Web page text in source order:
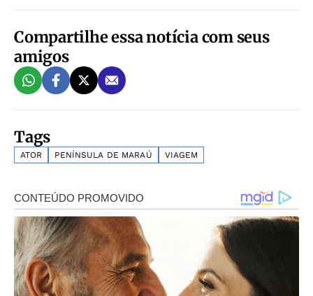
Compartilhe essa notícia com seus
amigos
Tags
ATOR PENÍNSULA DE MARAÚ VIAGEM